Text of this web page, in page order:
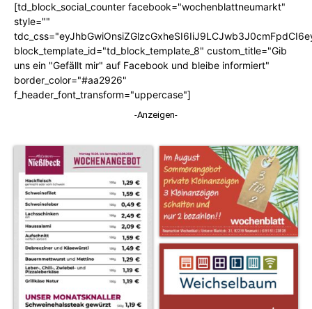
[td_block_social_counter facebook="wochenblattneumarkt"
style=""
block_template_id="td_block_template_8" custom_title="Gib
uns ein "Gefällt mir" auf Facebook und bleibe informiert"
border_color="#aa2926"
f_header_font_transform="uppercase"]
-Anzeigen-